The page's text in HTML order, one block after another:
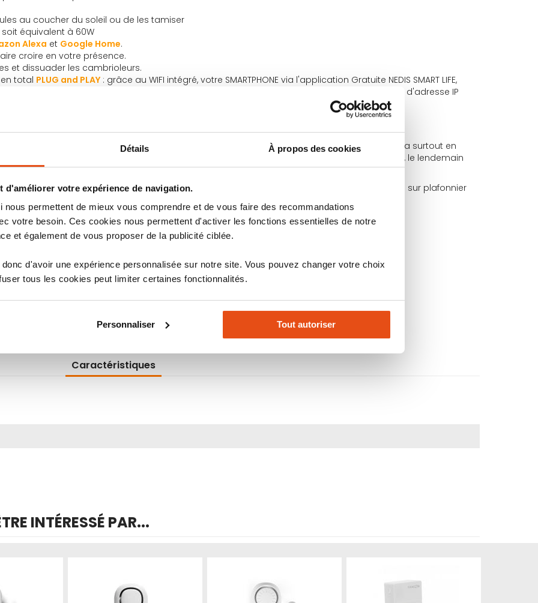
Détails À propos des cookies
d'améliorer votre expérience de navigation.
nous permettent de mieux vous comprendre et de vous faire des recommandations
votre besoin. Ces cookies nous permettent d'activer les fonctions essentielles de notre
et également de vous proposer de la publicité ciblée.
d'avoir une expérience personnalisée sur notre site. Vous pouvez changer votre choix
tous les cookies peut limiter certaines fonctionnalités.
Personnaliser Tout autoriser
au coucher du soleil ou de les tamiser
soit équivalent à 60W
Alexa et Google Home.
croire en votre présence.
et dissuader les cambrioleurs.
total PLUG and PLAY : grâce au WIFI intégré, votre SMARTPHONE via l'application Gratuite NEDIS SMART LIFE,
se réalisera sans aucun branchement nécessaire sur votre BOX ADSL, aucune récupération d'adresse IP
au service de l'efficacité.
des cambrioleurs : faire croire en votre présence.
d’allumer tout simplement une ou plusieurs ampoules à distance, mais vous permettra surtout en
à allumer les ampoules intelligente à une heure choisie, la faire éteindre à une autre heure, le lendemain
les heures d’allumage et d’éteinte.
absences, ces ampoules intelligentes viennent en remplacement des ampoules existante sur plafonnier
Caractéristiques
INTÉRESSÉ PAR...